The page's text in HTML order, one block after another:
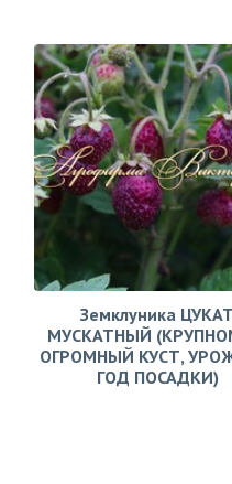
Земклуника
МУСКАТНЫЙ
ОГРОМНЫЙ КУСТ,
ГОД ПОСАДКИ)